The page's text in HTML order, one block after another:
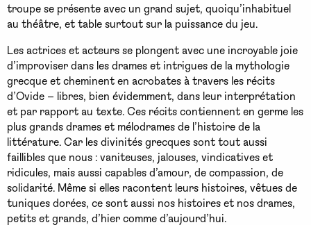
troupe se présente avec un grand sujet, quoiqu’inhabituel
au théâtre, et table surtout sur la puissance du jeu.
Les actrices et acteurs se plongent avec une incroyable joie
d’improviser dans les drames et intrigues de la mythologie
grecque et cheminent en acrobates à travers les récits
d’Ovide – libres, bien évidemment, dans leur interprétation
et par rapport au texte. Ces récits contiennent en germe les
plus grands drames et mélodrames de l’histoire de la
littérature. Car les divinités grecques sont tout aussi
faillibles que nous : vaniteuses, jalouses, vindicatives et
ridicules, mais aussi capables d’amour, de compassion, de
solidarité. Même si elles racontent leurs histoires, vêtues de
tuniques dorées, ce sont aussi nos histoires et nos drames,
petits et grands, d’hier comme d’aujourd’hui.